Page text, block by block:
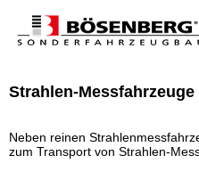
Strahlen-Messfahrzeuge
Neben reinen
zum Transport von Strahlen-